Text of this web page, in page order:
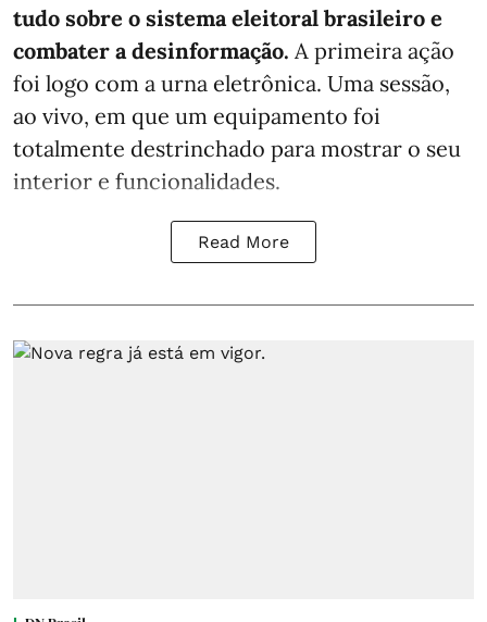
tudo sobre o sistema eleitoral brasileiro e
combater a desinformação. A primeira ação
foi logo com a urna eletrônica. Uma sessão,
ao vivo, em que um equipamento foi
totalmente destrinchado para mostrar o seu
interior e funcionalidades.
Read More